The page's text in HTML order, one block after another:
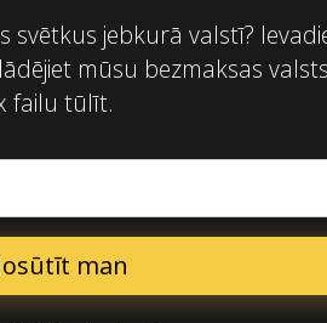
svētkus jebkurā valstī?
mūsu bezmaksas valsts
failu tūlīt.